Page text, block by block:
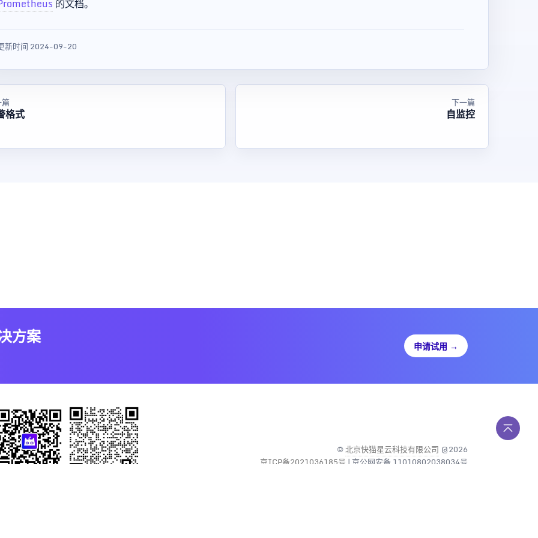
的文档。
新时间 2024-09-20
格式
下一篇
自监控
方案 申请试用 →
©北京快猫星云科技有限公司 @2026
京ICP备2021036185号 | 京公网安备 11010802038034号